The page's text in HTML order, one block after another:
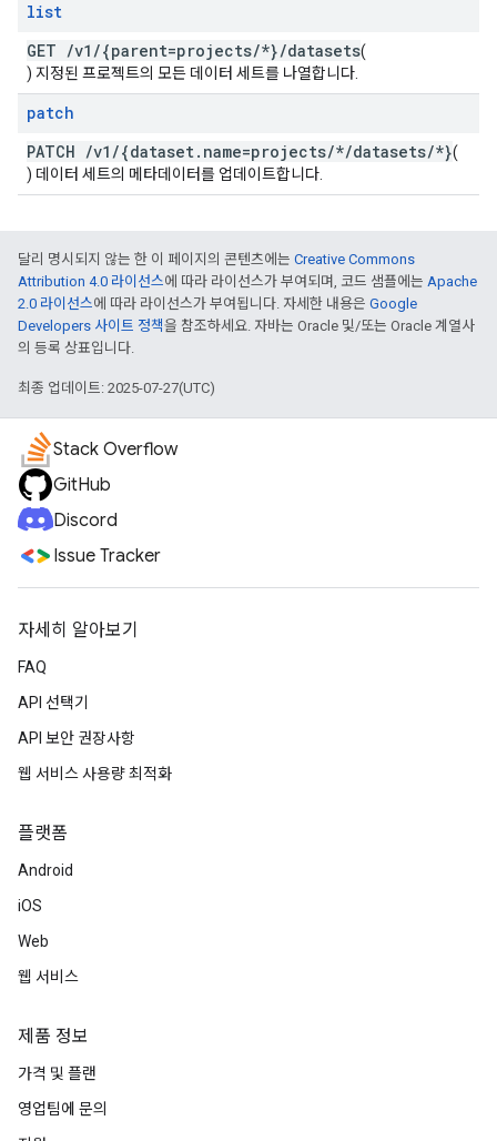
list
GET /v1 /{parent=projects/*}/datasets(
) 지정된 프로젝트의 모든 데이터 세트를 나열합니다.
patch
PATCH /v1 /{dataset. name=projects/*/datasets/*}(
) 데이터 세트의 메타데이터를 업데이트합니다.
달리 명시되지 않는 한 이 페이지의 콘텐츠에는 Creative Commons
Attribution 4.0 라이선스에 따라 라이선스가 부여되며, 코드 샘플에는 Apache
2.0 라이선스에 따라 라이선스가 부여됩니다. 자세한 내용은 Google
Developers 사이트 정책을 참조하세요. 자바는 Oracle 및/또는 Oracle 계열사
의 등록 상표입니다.
최종 업데이트: 2025-07-27(UTC)
Stack Overflow
GitHub
Discord
Issue Tracker
자세히 알아보기
FAQ
API 선택기
API 보안 권장사항
웹 서비스 사용량 최적화
플랫폼
Android
iOS
Web
웹 서비스
제품 정보
가격 및 플랜
영업팀에 문의